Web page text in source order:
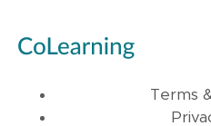
Terms